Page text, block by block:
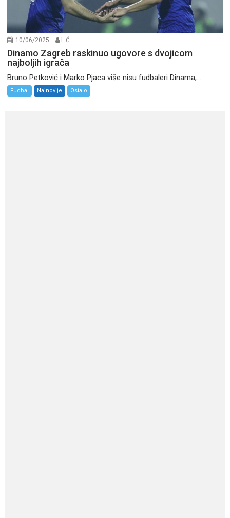
10/06/2025 I. Ć.
Dinamo Zagreb raskinuo ugovore s dvojicom
najboljih igrača
Bruno Petković i Marko Pjaca više nisu fudbaleri Dinama,...
Fudbal Najnovije Ostalo